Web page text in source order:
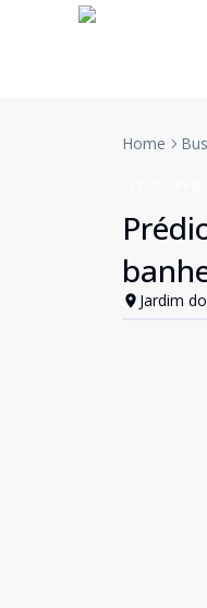
Home
Jardim